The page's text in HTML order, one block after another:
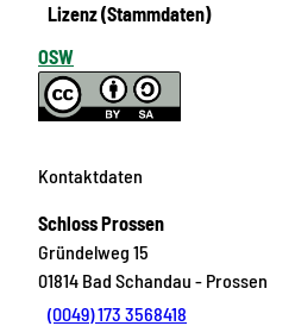
Lizenz (Stammdaten)
OSW
Kontaktdaten
Schloss Prossen
Gründelweg 15
01814 Bad Schandau - Prossen
(0049) 173 3568418